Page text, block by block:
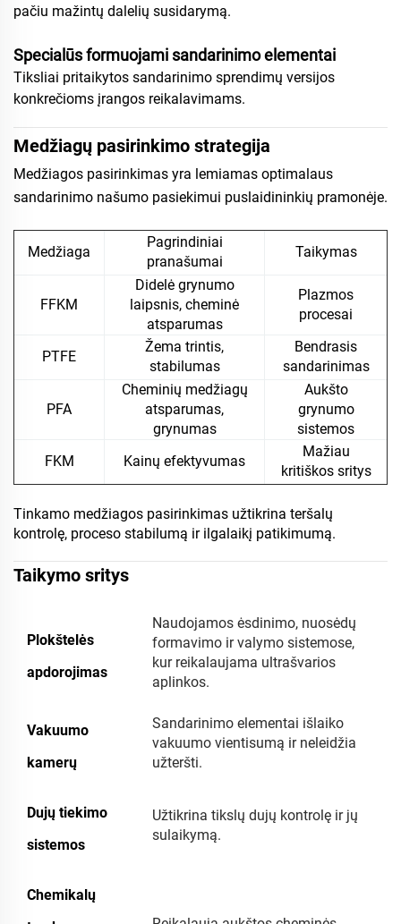
pačiu mažintų dalelių susidarymą.
Specialūs formuojami sandarinimo elementai
Tiksliai pritaikytos sandarinimo sprendimų versijos
konkrečioms įrangos reikalavimams.
Medžiagų pasirinkimo strategija
Medžiagos pasirinkimas yra lemiamas optimalaus
sandarinimo našumo pasiekimui puslaidininkių pramonėje.
Medžiaga
Pagrindiniai
pranašumai
Taikymas
FFKM
Didelė grynumo
laipsnis, cheminė
atsparumas
Plazmos
procesai
PTFE
Žema trintis,
stabilumas
Bendrasis
sandarinimas
PFA
Cheminių medžiagų
atsparumas,
grynumas
Aukšto
grynumo
sistemos
FKM
Kainų efektyvumas
Mažiau
kritiškos sritys
Tinkamo medžiagos pasirinkimas užtikrina teršalų
kontrolę, proceso stabilumą ir ilgalaikį patikimumą.
Taikymo sritys
Plokštelės
apdorojimas
Naudojamos ėsdinimo, nuosėdų
formavimo ir valymo sistemose,
kur reikalaujama ultrašvarios
aplinkos.
Vakuumo
kamerų
Sandarinimo elementai išlaiko
vakuumo vientisumą ir neleidžia
užteršti.
Dujų tiekimo
sistemos
Užtikrina tikslų dujų kontrolę ir jų
sulaikymą.
Chemikalų